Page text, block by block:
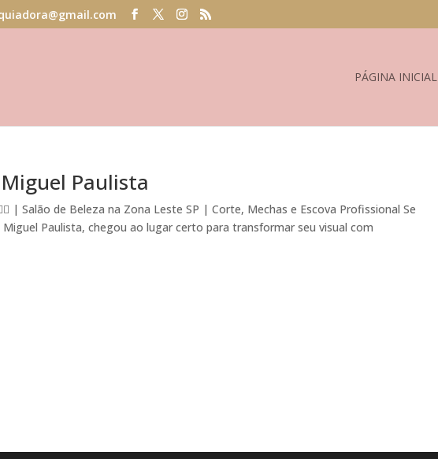
PÁGINA INICIAL
Paulista
| Salão de Beleza na Zona Leste SP | Corte, Mechas e Escova Profissional Se
Paulista, chegou ao lugar certo para transformar seu visual com